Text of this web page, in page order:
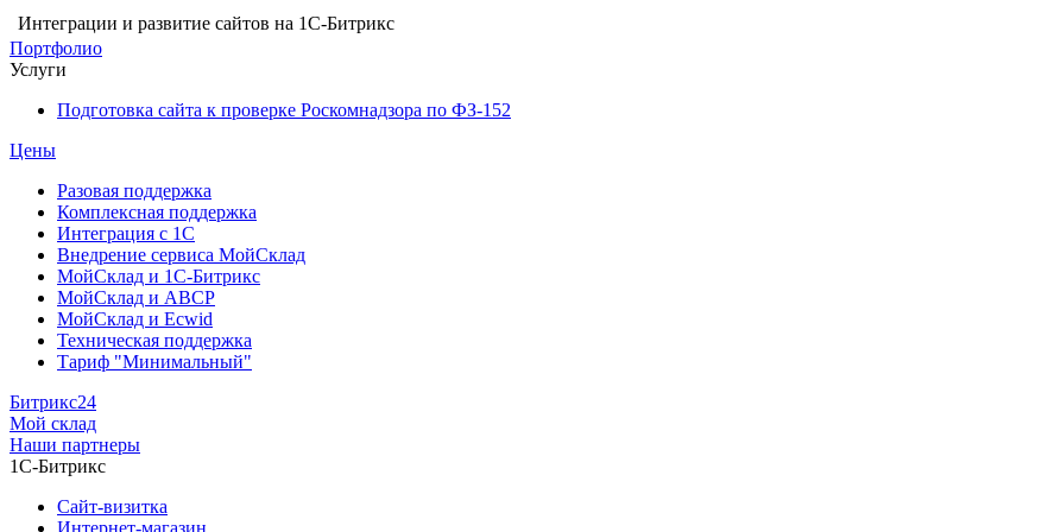
Интеграции и развитие сайтов на 1С-Битрикс
Портфолио
Услуги
Подготовка сайта к проверке Роскомнадзора по ФЗ-152
Цены
Разовая поддержка
Комплексная поддержка
Интеграция с 1С
Внедрение сервиса МойСклад
МойСклад и 1С-Битрикс
МойСклад и ABCP
МойСклад и Ecwid
Техническая поддержка
Тариф "Минимальный"
Битрикс24
Мой склад
Наши партнеры
1С-Битрикс
Сайт-визитка
Интернет-магазин